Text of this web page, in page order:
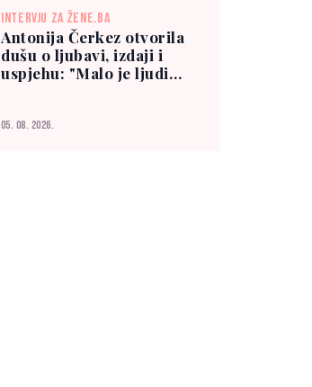
INTERVJU ZA ŽENE.BA
Antonija Čerkez otvorila
dušu o ljubavi, izdaji i
uspjehu: "Malo je ljudi
05. 08. 2026.